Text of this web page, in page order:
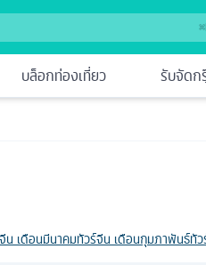
⌘
บล็อกท่องเที่ยว รับจัดก
น เดือนมีนาคมทัวร์จีน เดือนกุมภาพันธ์ทั